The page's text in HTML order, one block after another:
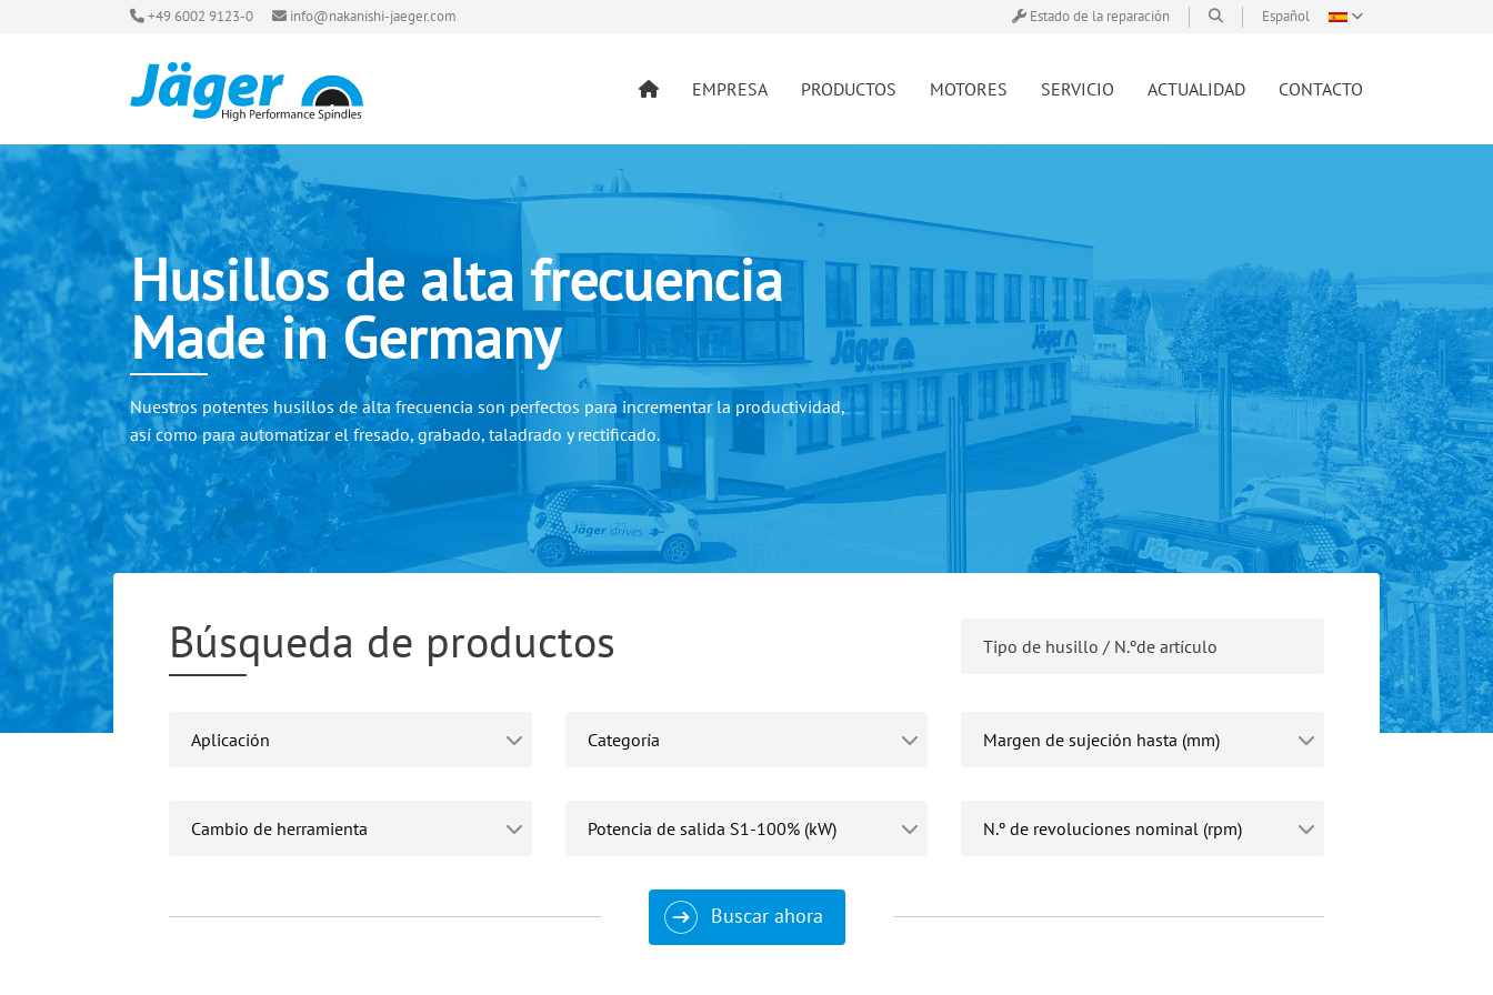
+49 6002 9123-0 info@nakanishi-jaeger.com Estado de la reparación Español
EMPRESA PRODUCTOS MOTORES SERVICIO ACTUALIDAD CONTACTO
Husillos de alta frecuencia
Made in Germany
Nuestros potentes husillos de alta frecuencia son perfectos para incrementar la productividad,
así como para automatizar el fresado, grabado, taladrado y rectificado.
Búsqueda de productos
Buscar ahora